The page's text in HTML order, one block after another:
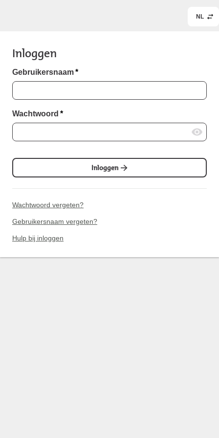
NL
Inloggen
Gebruikersnaam*
Wachtwoord *
Inloggen
Wachtwoord vergeten?
Gebruikersnaam vergeten?
Hulp bij inloggen